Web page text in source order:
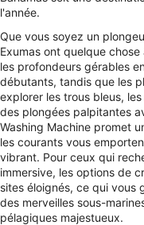
l'année.
Que vous soyez un
Exumas ont quelque
les profondeurs gérables
débutants, tandis que les
explorer les trous bleus,
des plongées palpitantes
Washing Machine promet
les courants vous
vibrant. Pour ceux qui
immersive, les options de
sites éloignés, ce qui vous
des merveilles sous-
pélagiques majestueux.